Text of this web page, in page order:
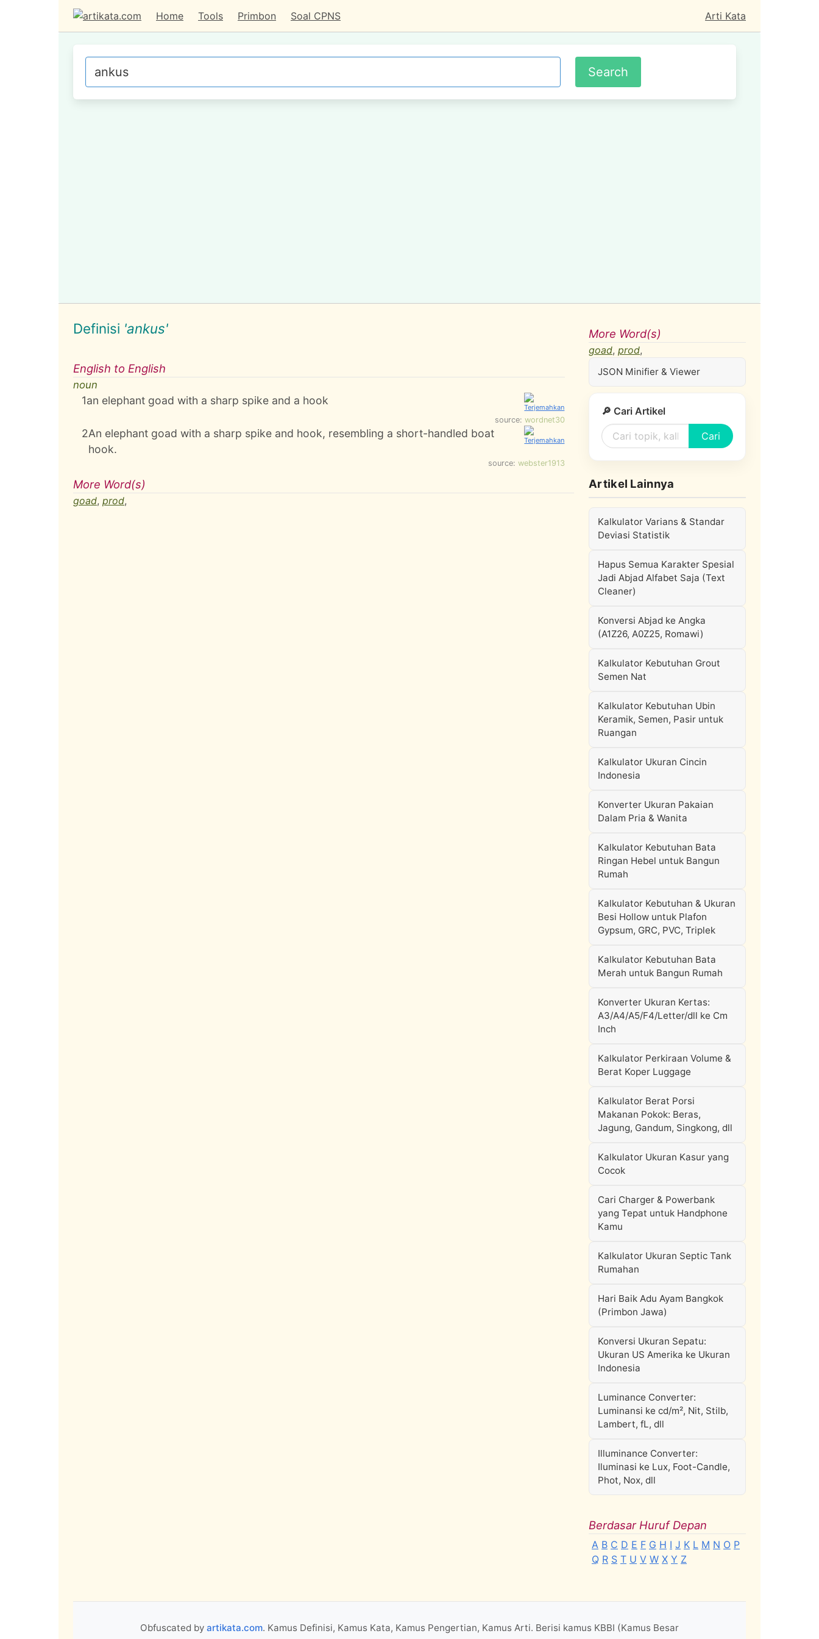
Home Tools Primbon Soal CPNS Arti Kata
Definisi 'ankus'
English to English
noun
1an elephant goad with a sharp spike and a hook
source: wordnet30
2An elephant goad with a sharp spike and hook, resembling a short-handled boat
hook.
source: webster1913
More Word(s)
goad, prod,
More Word(s)
goad, prod,
JSON Minifier & Viewer
🔎 Cari Artikel
Cari
Artikel Lainnya
Kalkulator Varians & Standar
Deviasi Statistik
Hapus Semua Karakter Spesial
Jadi Abjad Alfabet Saja (Text
Cleaner)
Konversi Abjad ke Angka
(A1Z26, A0Z25, Romawi)
Kalkulator Kebutuhan Grout
Semen Nat
Kalkulator Kebutuhan Ubin
Keramik, Semen, Pasir untuk
Ruangan
Kalkulator Ukuran Cincin
Indonesia
Konverter Ukuran Pakaian
Dalam Pria & Wanita
Kalkulator Kebutuhan Bata
Ringan Hebel untuk Bangun
Rumah
Kalkulator Kebutuhan & Ukuran
Besi Hollow untuk Plafon
Gypsum, GRC, PVC, Triplek
Kalkulator Kebutuhan Bata
Merah untuk Bangun Rumah
Konverter Ukuran Kertas:
A3/A4/A5/F4/Letter/dll ke Cm
Inch
Kalkulator Perkiraan Volume &
Berat Koper Luggage
Kalkulator Berat Porsi
Makanan Pokok: Beras,
Jagung, Gandum, Singkong, dll
Kalkulator Ukuran Kasur yang
Cocok
Cari Charger & Powerbank
yang Tepat untuk Handphone
Kamu
Kalkulator Ukuran Septic Tank
Rumahan
Hari Baik Adu Ayam Bangkok
(Primbon Jawa)
Konversi Ukuran Sepatu:
Ukuran US Amerika ke Ukuran
Indonesia
Luminance Converter:
Luminansi ke cd/m², Nit, Stilb,
Lambert, fL, dll
Illuminance Converter:
Iluminasi ke Lux, Foot-Candle,
Phot, Nox, dll
Berdasar Huruf Depan
A B C D E F G H I J K L M N O P
Q R S T U V W X Y Z
Obfuscated by artikata.com. Kamus Definisi, Kamus Kata, Kamus Pengertian, Kamus Arti. Berisi kamus KBBI (Kamus Besar